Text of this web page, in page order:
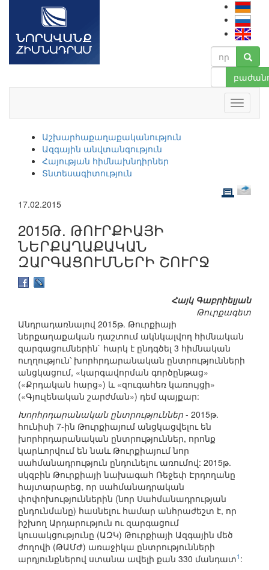
Աշխարհաքաղաքականություն
Ազգային անվտանգություն
Հայության հիմնախնդիրներ
Տնտեսագիտություն
17.02.2015
2015Թ. ԹՈՒՐՔԻԱՅԻ
ՆԵՐՔԱՂԱՔԱԿԱՆ
ԶԱՐԳԱՑՈՒՄՆԵՐԻ ՇՈՒՐՋ
Հայկ Գաբրիելյան
Թուրքագետ
Անդրադառնալով 2015թ. Թուրքիայի
ներքաղաքական դաշտում ակնկալվող հիմնական
զարգացումներին` հարկ է ընդգծել 3 հիմնական
ուղղություն՝ խորհրդարանական ընտրությունների
անցկացում, «կարգավորման գործընթաց»
(«Քրդական հարց») և «զուգահեռ կառույցի»
(«Գյուլենական շարժման») դեմ պայքար:
Խորհրդարանական ընտրություններ - 2015թ.
հունիսի 7-ին Թուրքիայում անցկացվելու են
խորհրդարանական ընտրություններ, որոնք
կարևորվում են նաև Թուրքիայում նոր
սահմանադրություն ընդունելու առումով: 2015թ.
սկզբին Թուրքիայի նախագահ Ռեջեփ Էրդողանը
հայտարարեց, որ սահմանադրական
փոփոխություններին (նոր Սահմանադրության
ընդունմանը) հասնելու համար անհրաժեշտ է, որ
իշխող Արդարություն ու զարգացում
կուսակցությունը (ԱԶԿ) Թուրքիայի Ազգային մեծ
ժողովի (ԹԱՄԺ) առաջիկա ընտրությունների
արդյունքներով ստանա ավելի քան 330 մանդատ1 :